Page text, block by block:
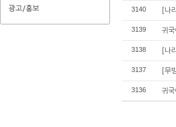
광고/홍보 3140 [나
3139 귀국
3138 [나
3137 [무
3136 귀국